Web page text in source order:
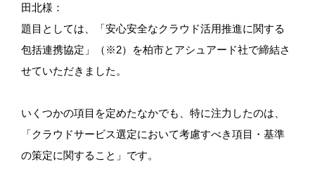
田北様：
題目としては、「安心安全なクラウド活用推進に関する
包括連携協定」（※2）を柏市とアシュアード社で締結さ
せていただきました。
いくつかの項目を定めたなかでも、特に注力したのは、
「クラウドサービス選定において考慮すべき項目・基準
の策定に関すること」です。